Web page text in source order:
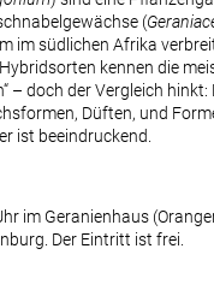
(
im südlichen Afrika
kennen die
– doch der Vergleich hinkt:
Düften, und
ist beeindruckend.
im Geranienhaus
Der Eintritt ist frei.